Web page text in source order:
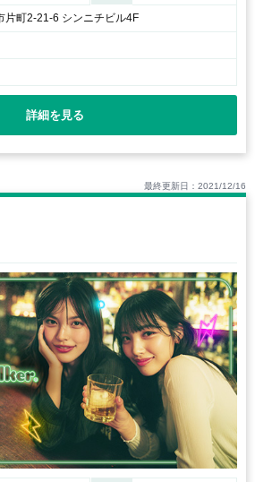
片町2-21-6 シンニチビル4F
詳細を見る
最終更新日：2021/12/16